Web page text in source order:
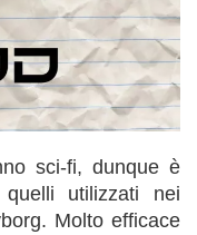
sci-fi, dunque è
quelli utilizzati nei
Molto efficace